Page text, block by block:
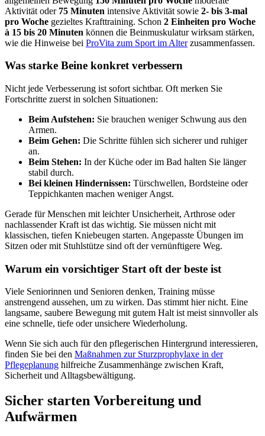
Aktivität oder 75 Minuten intensive Aktivität sowie 2- bis 3-mal
pro Woche gezieltes Krafttraining. Schon 2 Einheiten pro Woche
à 15 bis 20 Minuten können die Beinmuskulatur wirksam stärken,
wie die Hinweise bei ProVita zum Sport im Alterzusammenfassen.
Was starke Beine konkret verbessern
Nicht jede Verbesserung ist sofort sichtbar. Oft merken Sie
Fortschritte zuerst in solchen Situationen:
Beim Aufstehen: Sie brauchen weniger Schwung aus den
Armen.
Beim Gehen: Die Schritte fühlen sich sicherer und ruhiger
an.
Beim Stehen: In der Küche oder im Bad halten Sie länger
stabil durch.
Bei kleinen Hindernissen: Türschwellen, Bordsteine oder
Teppichkanten machen weniger Angst.
Gerade für Menschen mit leichter Unsicherheit, Arthrose oder
nachlassender Kraft ist das wichtig. Sie müssen nicht mit
klassischen, tiefen Kniebeugen starten. Angepasste Übungen im
Sitzen oder mit Stuhlstütze sind oft der vernünftigere Weg.
Warum ein vorsichtiger Start oft der beste ist
Viele Seniorinnen und Senioren denken, Training müsse
anstrengend aussehen, um zu wirken. Das stimmt hier nicht. Eine
langsame, saubere Bewegung mit gutem Halt ist meist sinnvoller als
eine schnelle, tiefe oder unsichere Wiederholung.
Wenn Sie sich auch für den pflegerischen Hintergrund interessieren,
finden Sie bei den Maßnahmen zur Sturzprophylaxe in der
Pflegeplanung hilfreiche Zusammenhänge zwischen Kraft,
Sicherheit und Alltagsbewältigung.
Sicher starten Vorbereitung und
Aufwärmen